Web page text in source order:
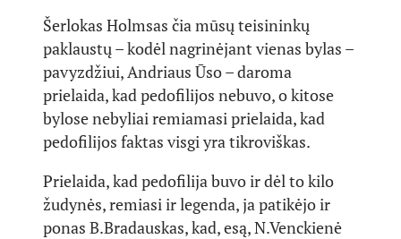
Šerlokas Holmsas čia mūsų teisininkų
paklaustų – kodėl nagrinėjant vienas bylas –
pavyzdžiui, Andriaus Ūso – daroma
prielaida, kad pedofilijos nebuvo, o kitose
bylose nebyliai remiamasi prielaida, kad
pedofilijos faktas visgi yra tikroviškas.
Prielaida, kad pedofilija buvo ir dėl to kilo
žudynės, remiasi ir legenda, ja patikėjo ir
ponas B.Bradauskas, kad, esą, N.Venckienė